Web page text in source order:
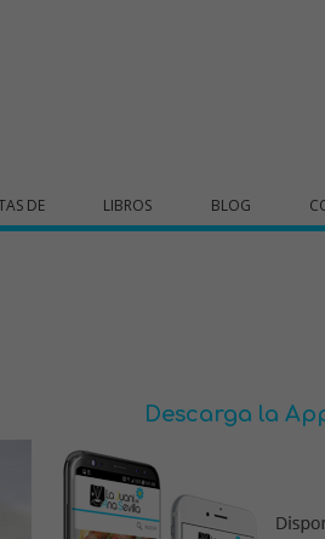
DE LIBROS BLOG
Descarga la